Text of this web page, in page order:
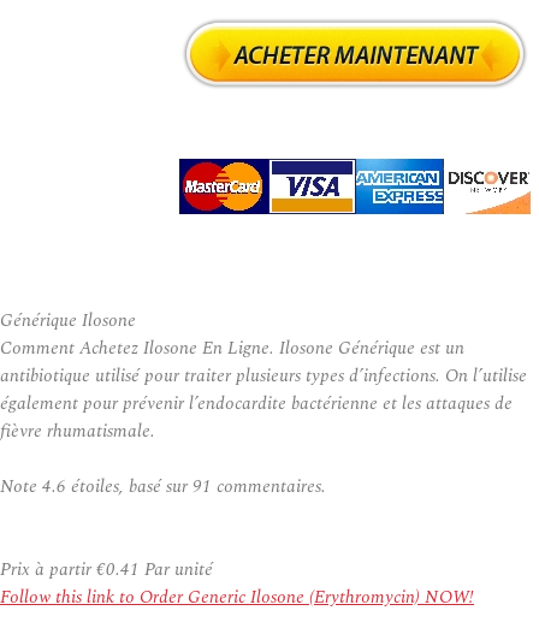
Générique Ilosone
Comment Achetez Ilosone En Ligne. Ilosone Générique est un
antibiotique utilisé pour traiter plusieurs types d’infections. On l’utilise
également pour prévenir l’endocardite bactérienne et les attaques de
fièvre rhumatismale.
Note 4.6 étoiles, basé sur 91 commentaires.
Prix à partir€0.41 Par unité
Follow this link to Order Generic Ilosone (Erythromycin) NOW!